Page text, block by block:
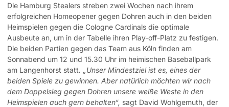
Die Hamburg Stealers streben zwei Wochen nach ihrem
erfolgreichen Homeopener gegen Dohren auch in den beiden
Heimspielen gegen die Cologne Cardinals die optimale
Ausbeute an, um in der Tabelle ihren Play-off-Platz zu festigen.
Die beiden Partien gegen das Team aus Köln finden am
Sonnabend um 12 und 15.30 Uhr im heimischen Baseballpark
am Langenhorst statt. „Unser Mindestziel ist es, eines der
beiden Spiele zu gewinnen. Aber natürlich möchten wir nach
dem Doppelsieg gegen Dohren unsere weiße Weste in den
Heimspielen auch gern behalten“, sagt David Wohlgemuth, der